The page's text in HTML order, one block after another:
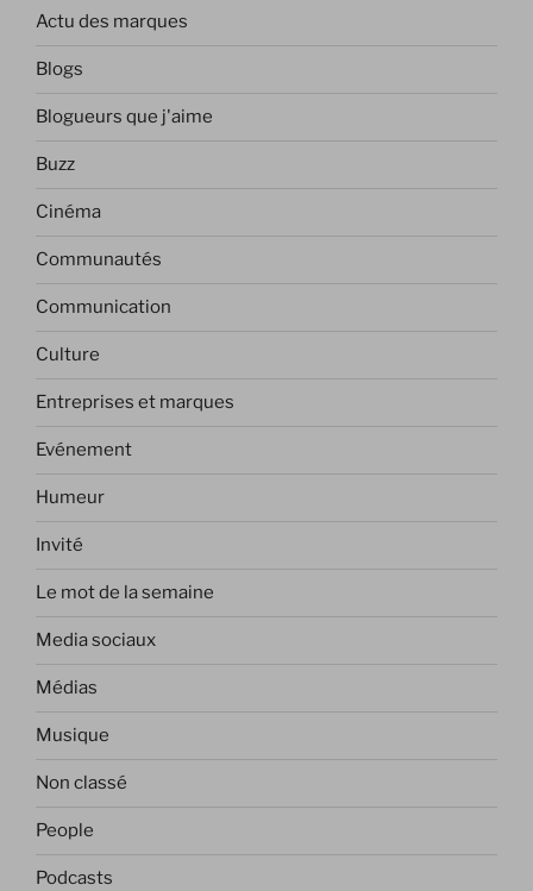
Actu des marques
Blogs
Blogueurs que j'aime
Buzz
Cinéma
Communautés
Communication
Culture
Entreprises et marques
Evénement
Humeur
Invité
Le mot de la semaine
Media sociaux
Médias
Musique
Non classé
People
Podcasts